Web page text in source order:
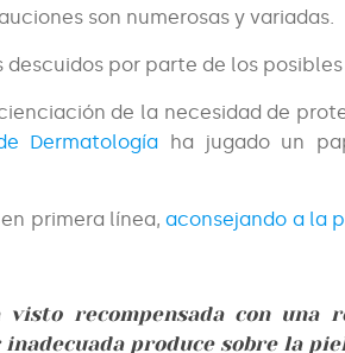
son numerosas y variadas.
por parte de los
de la necesidad de
Dermatología ha jugado un
primera línea,aconsejando a la
recompensada con una
produce sobre la